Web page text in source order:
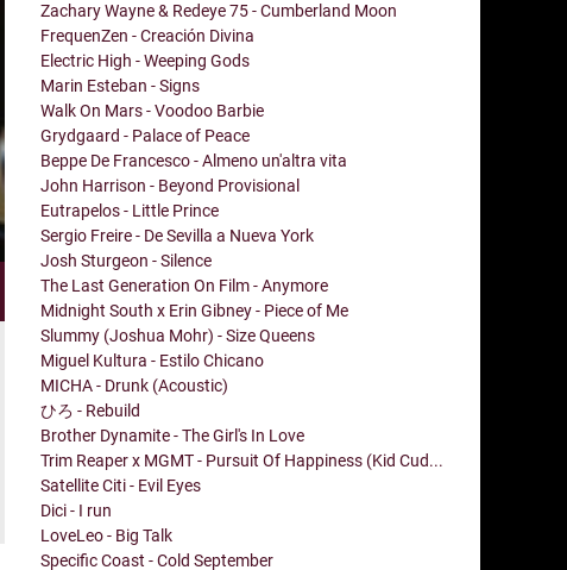
Zachary Wayne & Redeye 75 - Cumberland Moon
FrequenZen - Creación Divina
Electric High - Weeping Gods
Marin Esteban - Signs
Walk On Mars - Voodoo Barbie
Grydgaard - Palace of Peace
Beppe De Francesco - Almeno un'altra vita
John Harrison - Beyond Provisional
Eutrapelos - Little Prince
Sergio Freire - De Sevilla a Nueva York
Josh Sturgeon - Silence
The Last Generation On Film - Anymore
Midnight South x Erin Gibney - Piece of Me
Slummy (Joshua Mohr) - Size Queens
Miguel Kultura - Estilo Chicano
MICHA - Drunk (Acoustic)
ひろ - Rebuild
Brother Dynamite - The Girl's In Love
Trim Reaper x MGMT - Pursuit Of Happiness (Kid Cud...
Satellite Citi - Evil Eyes
Dici - I run
LoveLeo - Big Talk
Specific Coast - Cold September